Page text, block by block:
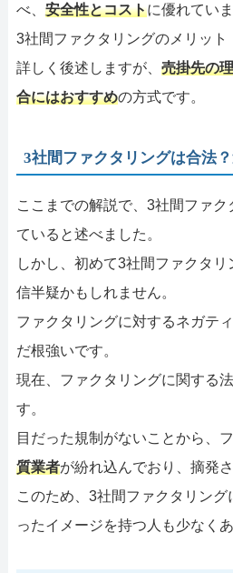
べ、 安全性とコストに優れていま
3社間ファクタリングのメリッ
詳しく後述しますが、 売掛先の
合にはおすすめの方式です。
3社間ファクタリングは合法？
ここまでの解説で、3社間ファ
ていると述べました。
しかし、初めて3社間ファクタ
信半疑かもしれません。
ファクタリングに対するネガテ
だ根強いです。
現在、ファクタリングに関する
す。
目だった規制がないことから、
質業者が紛れ込んでおり、摘発
このため、3社間ファクタリン
ったイメージを持つ人も少なくあ